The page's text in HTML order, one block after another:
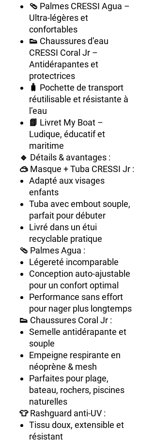
🩴 Palmes CRESSI Agua –
Ultra-légères et
confortables
👟 Chaussures d’eau
CRESSI Coral Jr –
Antidérapantes et
protectrices
🧳 Pochette de transport
réutilisable et résistante à
l’eau
📘 Livret My Boat –
Ludique, éducatif et
maritime
🔹 Détails & avantages :
🥽 Masque + Tuba CRESSI Jr :
Adapté aux visages
enfants
Tuba avec embout souple,
parfait pour débuter
Livré dans un étui
recyclable pratique
🩴 Palmes Agua :
Légereté incomparable
Conception auto-ajustable
pour un confort optimal
Performance sans effort
pour nager plus longtemps
👟 Chaussures Coral Jr :
Semelle antidérapante et
souple
Empeigne respirante en
néoprène & mesh
Parfaites pour plage,
bateau, rochers, piscines
naturelles
👕 Rashguard anti-UV :
Tissu doux, extensible et
résistant